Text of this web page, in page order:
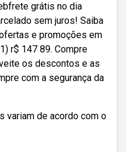
grátis no dia
sem juros! Saiba
e promoções em
r$ 147 89. Compre
os descontos e as
com a segurança da
variam de acordo com o